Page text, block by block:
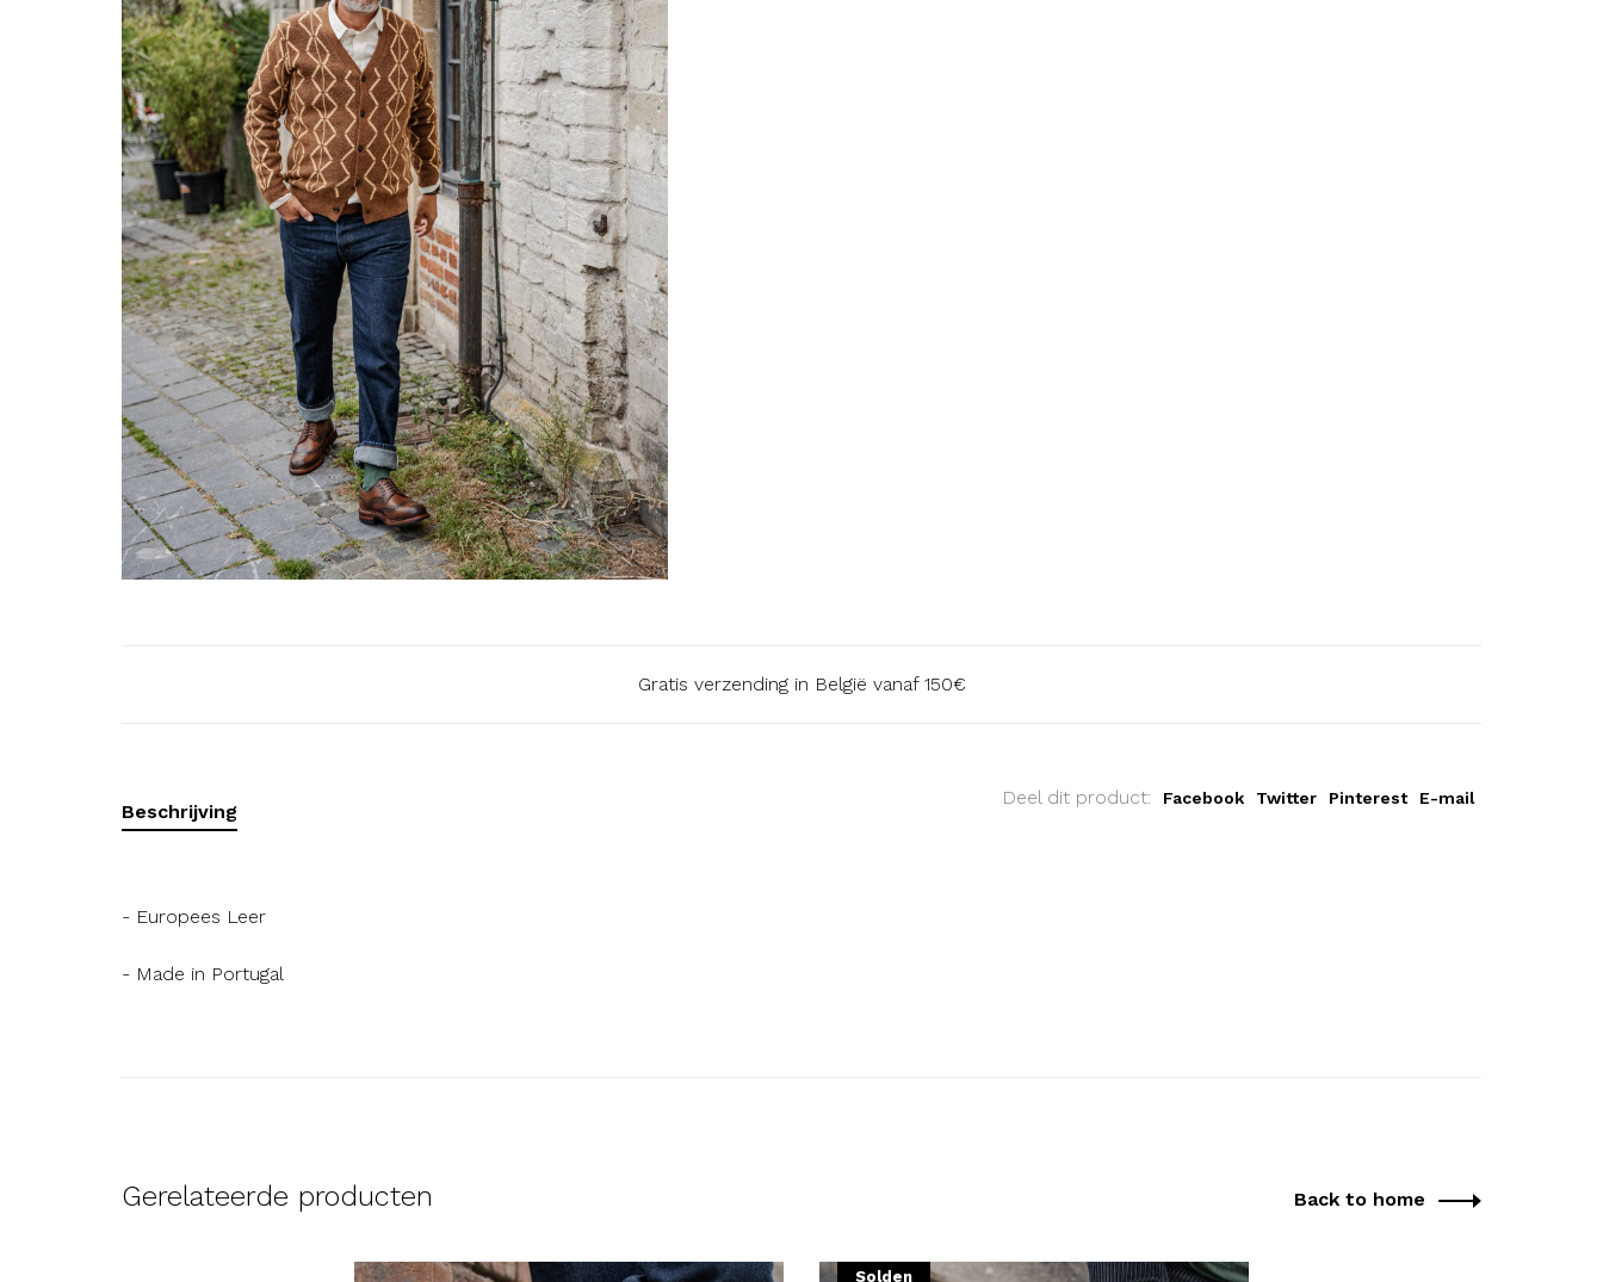
Gratis verzending in België vanaf 150€
Deel dit product: Facebook Twitter Pinterest E-mail
Beschrijving
- Europees Leer
- Made in Portugal
Gerelateerde producten Back to home
Solden